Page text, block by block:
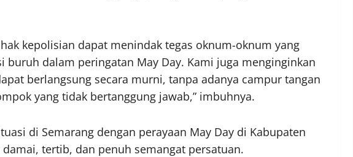
kepolisian dapat menindak tegas oknum-oknum yang
buruh dalam peringatan May Day. Kami juga menginginkan
berlangsung secara murni, tanpa adanya campur tangan
yang tidak bertanggung jawab,” imbuhnya.
di Semarang dengan perayaan May Day di Kabupaten
tertib, dan penuh semangat persatuan.